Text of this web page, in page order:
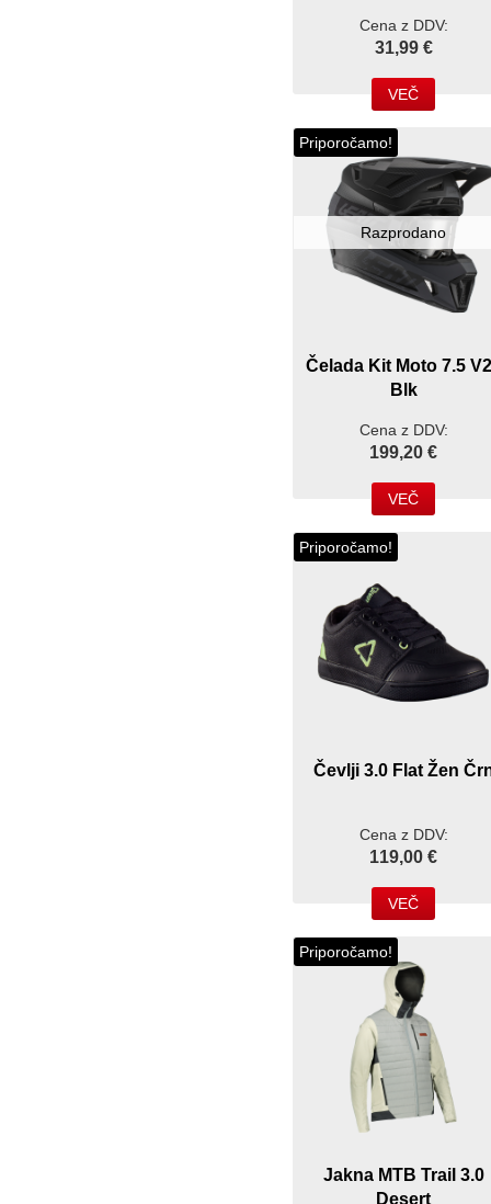
Cena z DDV:
31,99 €
VEČ
Razprodano
Priporočamo!
Čelada Kit Moto 7.5
Blk
Cena z DDV:
199,20 €
VEČ
Priporočamo!
Čevlji 3.0 Flat Žen
Cena z DDV:
119,00 €
VEČ
Priporočamo!
Jakna MTB Trail 3.0
Desert